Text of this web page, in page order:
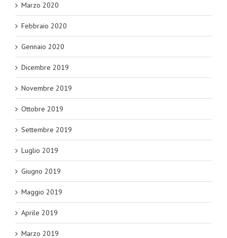
Marzo 2020
Febbraio 2020
Gennaio 2020
Dicembre 2019
Novembre 2019
Ottobre 2019
Settembre 2019
Luglio 2019
Giugno 2019
Maggio 2019
Aprile 2019
Marzo 2019